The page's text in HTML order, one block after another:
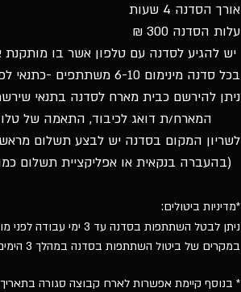
אורך הסדנה 4 שעות
עלות הסדנה 300 ₪
יש להגיע לסדנה עם טלפון אשר בו מותקנת
בכל סדנה מינימום 6-10 משתתפים -כתנאי לפתיחת הסדנה
ניתן להירשם כבית מארח לסדנה בתנאי שירשמו
המארח/ת דואג לכיבוד, התאמה של
לשריון המקום בסדנה יש לבצע תשלום
(בהעברה בנקאית או אפליקציית תשלום
*מדיניות ביטולים:
ניתן לבטל השתתפות בסדנה עד 3 ימי עבודה לפני מועד הסדנה.
במקרים של ביטול השתתפות בסדנה במהלך 3 הימים שלפני קיום הסדנה יוחזרו 80% מערך הסדנה.
* בנוסף קיימת אפשרות לארח קבוצה סגורה